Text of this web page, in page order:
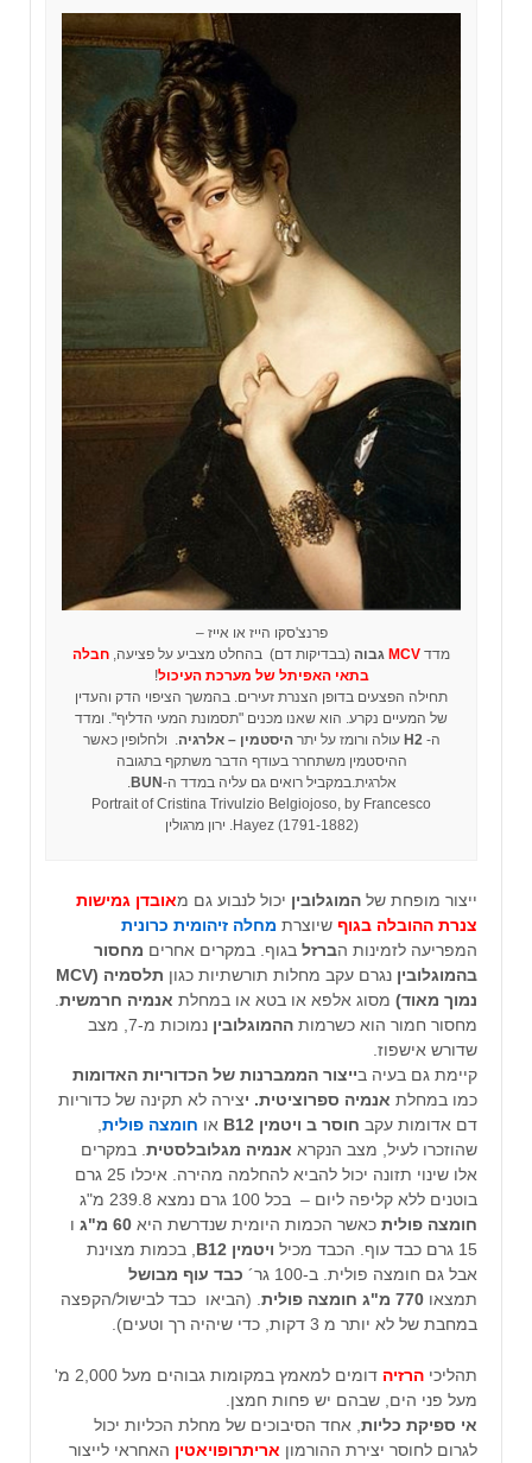
פרנצ'סקו הייז או אייז –
מדד MCV גבוה (בבדיקות דם) בהחלט מצביע על פציעה, חבלה
בתאי האפיתל של מערכת העיכול!
תחילה הפצעים בדופן הצנרת זעירים. בהמשך הציפוי הדק והעדין
של המעיים נקרע. הוא שאנו מכנים "תסמונת המעי הדליף". ומדד
ה-H2 עולה ורומז על יתרהיסטמין – אלרגיה. ולחלופין כאשר
ההיסטמין משתחרר בעודף הדבר משתקף בתגובה
אלרגית.במקביל רואים גם עליה במדד ה-BUN
.
Portrait of Cristina Trivulzio Belgiojoso, by Francesco
Hayez (1791-1882). ירון מרגולין
ייצור מופחת של המוגלובין יכול לנבוע גם מאובדן גמישות
צנרת ההובלה בגוף שיוצרת מחלה זיהומית כרונית
המפריעה לזמינות הברזל בגוף. במקרים אחרים מחסור
בהמוגלובין נגרם עקב מחלות תורשתיות כגון
תלסמיה (MCV
נמוך מאוד) מסוג אלפא או בטא או במחלת אנמיה חרמשית
מחסור חמור הוא כשרמות ההמוגלובין
נמוכות מ-7, מצב
שדורש אישפוז.
קיימת גם בעיה בייצור הממברנות של הכדוריות האדומות
כמו במחלת אנמיה ספרוציטית. יצירה לא תקינה של כדוריות
דם אדומות עקב חוסר ב ויטמין B12 או חומצה פולית
שהוזכרו לעיל, מצב הנקרא אנמיה מגלובלסטית . במקרים
אלו שינוי תזונה יכול להביא להחלמה מהירה. איכלו 25 גרם
בוטנים ללא קליפה ליום – בכל 100 גרם נמצא 239.8 מ"ג
חומצה פולית כאשר הכמות היומית שנדרשת היא 60 מ"ג
ו
15 גרם כבד עוף. הכבד מכיל
ויטמין B12
, בכמות מצוינת
אבל גם חומצה פולית. ב-100 גר´
כבד עוף מבושל
תמצאו 770 מ"ג חומצה פולית
. (הביאו כבד לבישול/הקפצה
במחבת של לא יותר מ 3 דקות, כדי שיהיה רך וטעים).
תהליכי הרזיה
דומים למאמץ במקומות גבוהים מעל 2,000 מ'
מעל פני הים, שבהם יש פחות חמצן.
אי ספיקת כליות , אחד הסיבוכים של מחלת הכליות יכול
לגרום לחוסר יצירת ההורמון אריתרופויאטין האחראי לייצור